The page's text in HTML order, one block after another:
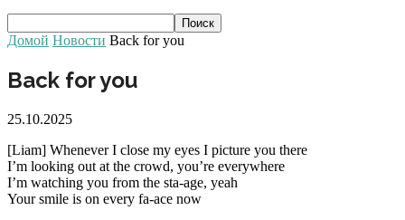
Домой Новости Back for you
Back for you
25.10.2025
[Liam] Whenever I close my eyes I picture you there
I’m looking out at the crowd, you’re everywhere
I’m watching you from the sta-age, yeah
Your smile is on every fa-ace now